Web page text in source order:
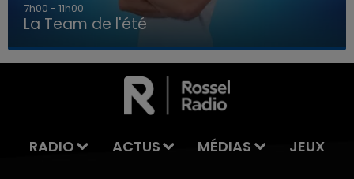
LA TEAM DE L'ÉTÉ
7h00 - 11h00
La Team de l'été
RADIO ACTUS MÉDIAS
JEUX